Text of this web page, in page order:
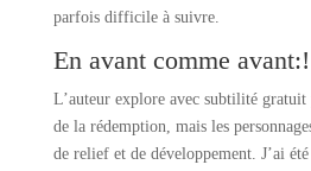
parfois difficile à suivre.
En avant comme
L’auteur explore avec subtilité
de la rédemption, mais les
de relief et de développement. J’ai